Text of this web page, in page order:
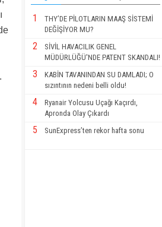
1
THY’DE PİLOTLARIN MAAŞ SİSTEMİ
DEĞİŞİYOR MU?
2
SİVİL HAVACILIK GENEL
MÜDÜRLÜĞÜ'NDE PATENT SKANDALI!
3
KABİN TAVANINDAN SU DAMLADI; O
sızıntının nedeni belli oldu!
4
Ryanair Yolcusu Uçağı Kaçırdı,
Apronda Olay Çıkardı
5 SunExpress’ten rekor hafta sonu